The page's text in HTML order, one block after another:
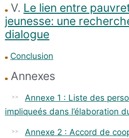
V. Le lien entre
jeunesse: une
dialogue
Conclusion
Annexes
Annexe 1 : Liste des
impliqueés dans l’élaboration
Annexe 2 : Accord de